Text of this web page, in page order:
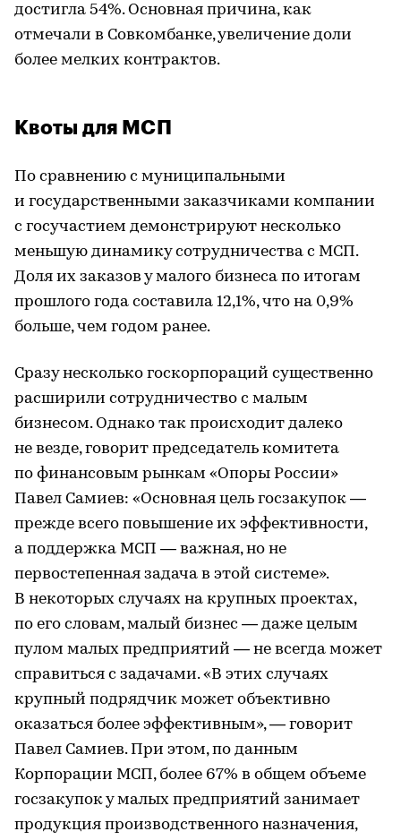
достигла 54%. Основная причина, как
отмечали в Совкомбанке, увеличение доли
более мелких контрактов.
Квоты для МСП
По сравнению с муниципальными
и государственными заказчиками компании
с госучастием демонстрируют несколько
меньшую динамику сотрудничества с МСП.
Доля их заказов у малого бизнеса по итогам
прошлого года составила 12,1%, что на 0,9%
больше, чем годом ранее.
Сразу несколько госкорпораций существенно
расширили сотрудничество с малым
бизнесом. Однако так происходит далеко
не везде, говорит председатель комитета
по финансовым рынкам «Опоры России»
Павел Самиев: «Основная цель госзакупок —
прежде всего повышение их эффективности,
а поддержка МСП — важная, но не
первостепенная задача в этой системе».
В некоторых случаях на крупных проектах,
по его словам, малый бизнес — даже целым
пулом малых предприятий — не всегда может
справиться с задачами. «В этих случаях
крупный подрядчик может объективно
оказаться более эффективным», — говорит
Павел Самиев. При этом, по данным
Корпорации МСП, более 67% в общем объеме
госзакупок у малых предприятий занимает
продукция производственного назначения,